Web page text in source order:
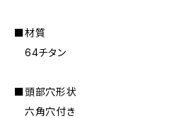
■材質
64チタン
■頭部穴形状
六角穴付き